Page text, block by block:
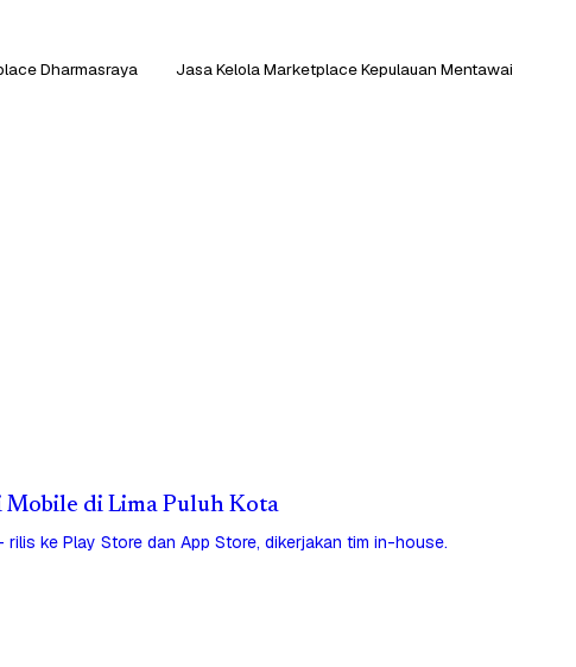
Dharmasraya
Jasa Kelola Marketplace Kepulauan Mentawai
Mobile di Lima Puluh Kota
rilis ke Play Store dan App Store, dikerjakan tim in-house.